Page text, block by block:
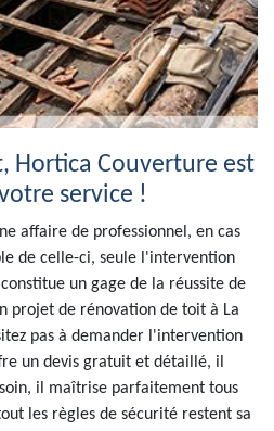
Hortica Couverture est
service !
affaire de professionnel, en cas
de celle-ci, seule l'intervention
un gage de la réussite de
projet de rénovation de toit à La
pas à demander l'intervention
un devis gratuit et détaillé, il
il maîtrise parfaitement tous
les règles de sécurité restent sa